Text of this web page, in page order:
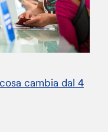
cambia dal 4